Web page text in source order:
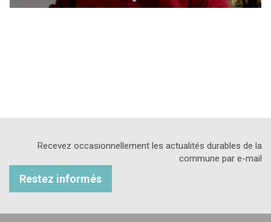
Recevez occasionnellement les actualités durables de la
commune par e-mail
Restez informés